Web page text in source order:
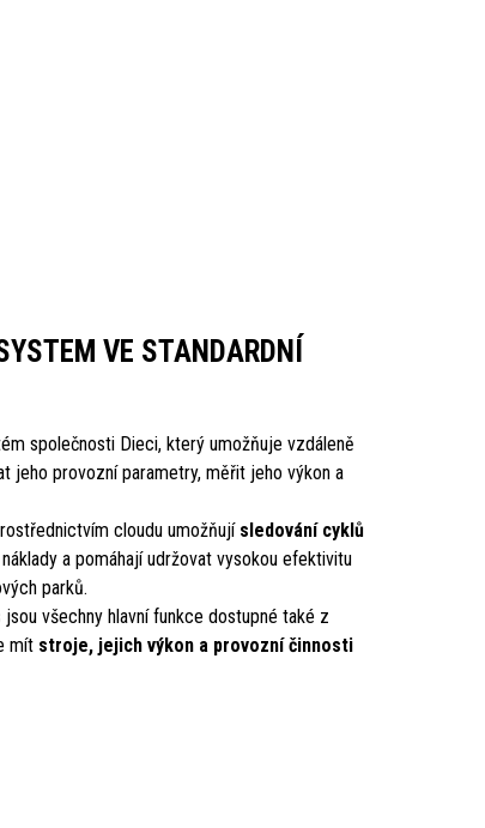
VE STANDARDNÍ
společnosti Dieci, který umožňuje vzdáleně
jeho provozní parametry, měřit jeho výkon a
cloudu umožňují sledování cyklů
a pomáhají udržovat vysokou efektivitu
parků.
jsou všechny hlavní funkce dostupné také z
mít stroje, jejich výkon a provozní činnosti